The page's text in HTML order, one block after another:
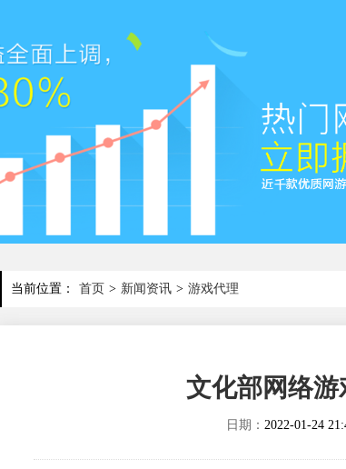
当前位置： 首页 > 新闻资讯 > 游戏代理
文化部网络
日期： 2022-01-24